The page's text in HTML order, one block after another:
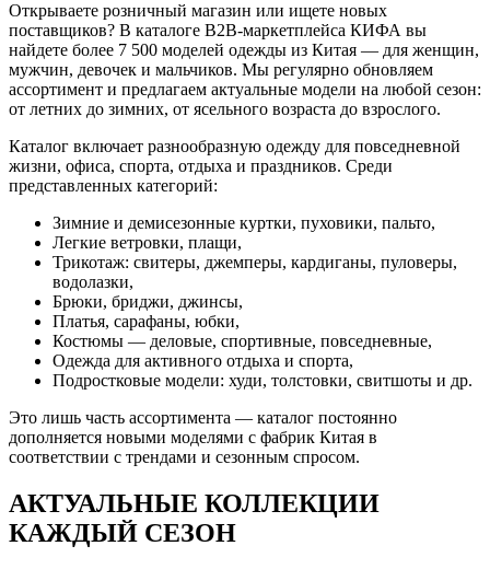
Открываете розничный магазин или ищете новых
поставщиков? В каталоге B2B-маркетплейса КИФА вы
найдете более 7 500 моделей одежды из Китая — для женщин,
мужчин, девочек и мальчиков. Мы регулярно обновляем
ассортимент и предлагаем актуальные модели на любой сезон:
от летних до зимних, от ясельного возраста до взрослого.
Каталог включает разнообразную одежду для повседневной
жизни, офиса, спорта, отдыха и праздников. Среди
представленных категорий:
Зимние и демисезонные куртки, пуховики, пальто,
Легкие ветровки, плащи,
Трикотаж: свитеры, джемперы, кардиганы, пуловеры,
водолазки,
Брюки, бриджи, джинсы,
Платья, сарафаны, юбки,
Костюмы — деловые, спортивные, повседневные,
Одежда для активного отдыха и спорта,
Подростковые модели: худи, толстовки, свитшоты и др.
Это лишь часть ассортимента — каталог постоянно
дополняется новыми моделями с фабрик Китая в
соответствии с трендами и сезонным спросом.
АКТУАЛЬНЫЕ КОЛЛЕКЦИИ
КАЖДЫЙ СЕЗОН